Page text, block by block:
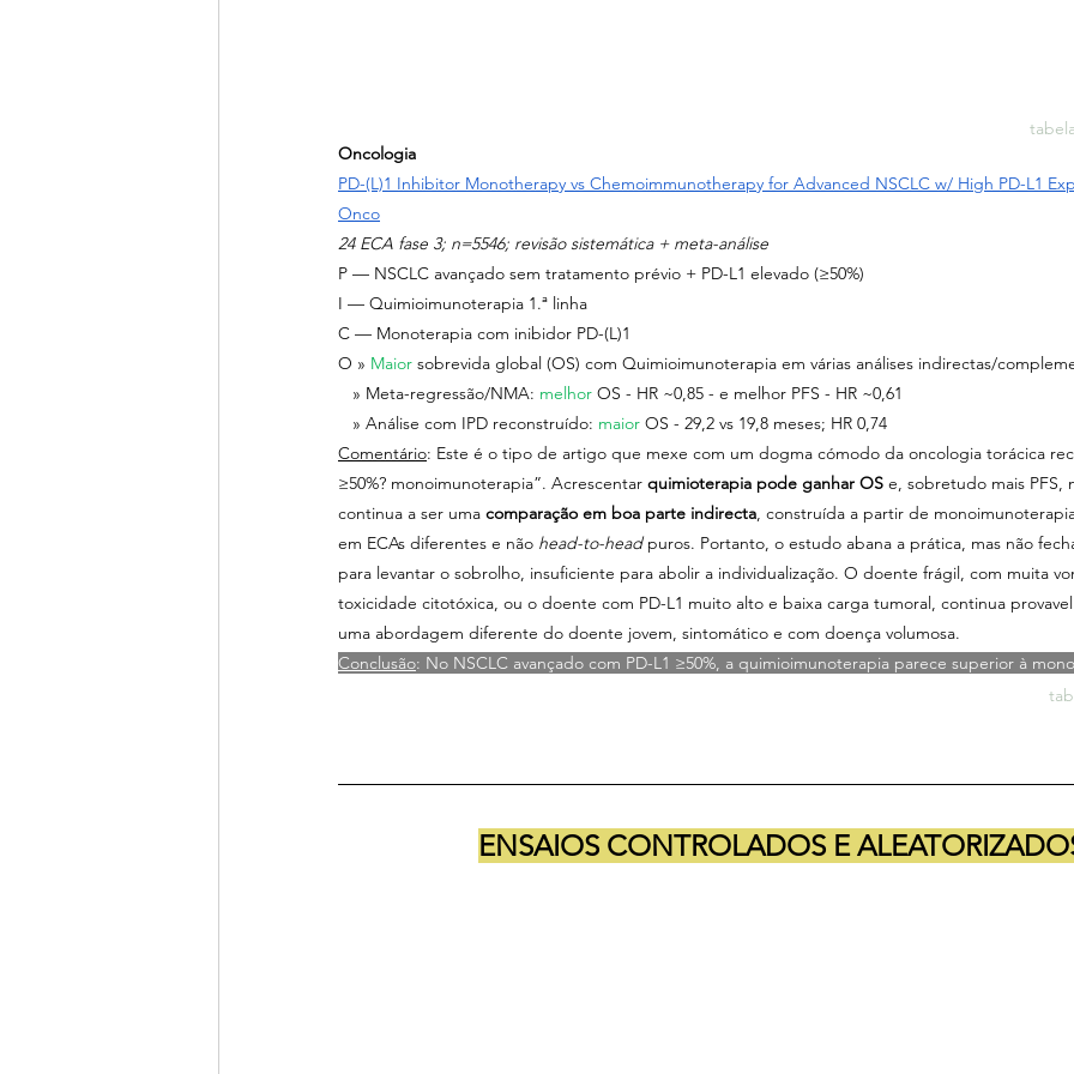
Oncologia
PD-(L)1 Inhibitor Monotherapy vs Chemoimmunotherapy for Advanced NSCLC w/ High PD-L1
Onco
24 ECA fase 3; n=5546; revisão sistemática + meta-análise
P — NSCLC avançado sem tratamento prévio + PD-L1 elevado (≥50%)
I — Quimioimunoterapia 1.ª linha
C — Monoterapia com inibidor PD-(L)1
O » Maior sobrevida global (OS) com Quimioimunoterapia em várias análises indirectas/
» Meta-regressão/NMA: melhor OS - HR ~0,85 - e melhor PFS - HR ~0,61
» Análise com IPD reconstruído: maior OS - 29,2 vs 19,8 meses; HR 0,74
Comentário: Este é o tipo de artigo que mexe com um dogma cómodo da oncologia torácica
≥50%? monoimunoterapia”. Acrescentar quimioterapia pode ganhar OS e, sobretudo mais PFS,
continua a ser uma comparação em boa parte indirecta, construída a partir de
em ECAs diferentes e não head-to-head puros. Portanto, o estudo abana a prática, mas não
para levantar o sobrolho, insuficiente para abolir a individualização. O doente frágil, com muita
toxicidade citotóxica, ou o doente com PD-L1 muito alto e baixa carga tumoral, continua
uma abordagem diferente do doente jovem, sintomático e com doença volumosa.
Conclusão: No NSCLC avançado com PD-L1 ≥50%, a quimioimunoterapia parece superior à
ENSAIOS CONTROLADOS E